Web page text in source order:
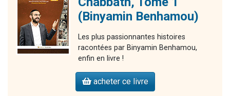
(Binyamin Benhamou)
Les plus passionnantes histoires
racontées par Binyamin Benhamou,
enfin en livre !
acheter ce livre